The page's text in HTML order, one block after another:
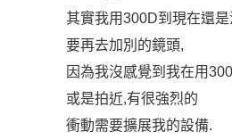
其實我用300D到現在還
要再去加別的鏡頭,
因為我沒感覺到我在用
或是拍近,有很強烈的
衝動需要擴展我的設備.